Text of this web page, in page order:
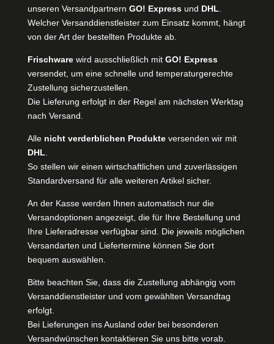
unseren Versandpartnern GO! Expressund DHL
Welcher Versanddienstleister zum Einsatz kommt, hängt
von der Art der bestellten Produkte ab.
Frischwarewird ausschließlich mit GO! Express
versendet, um eine schnelle und temperaturgerechte
Zustellung sicherzustellen.
Die Lieferung erfolgt in der Regel am nächsten Werktag
nach Versand.
Alle nicht verderblichen Produkteversenden wir mit
DHL
So stellen wir einen wirtschaftlichen und zuverlässigen
Standardversand für alle weiteren Artikel sicher.
An der Kasse werden Ihnen automatisch nur die
Versandoptionen angezeigt, die für Ihre Bestellung und
Ihre Lieferadresse verfügbar sind. Die jeweils möglichen
Versandarten und Liefertermine können Sie dort
bequem auswählen.
Bitte beachten Sie, dass die Zustellung abhängig vom
Versanddienstleister und vom gewählten Versandtag
erfolgt.
Bei Lieferungen ins Ausland oder bei besonderen
Versandwünschen kontaktieren Sie uns bitte vorab.